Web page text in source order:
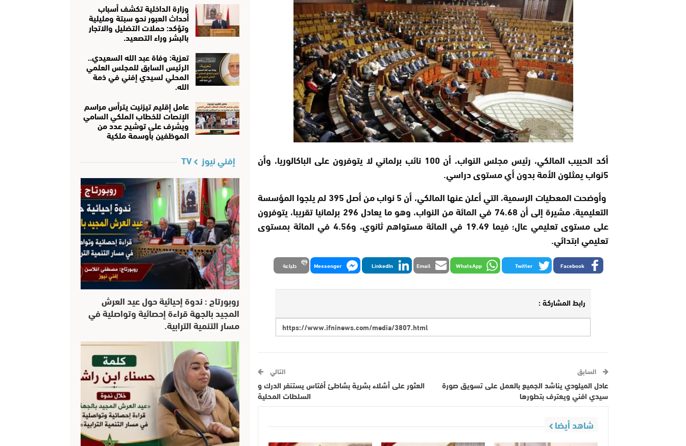
أكد الحبيب المالكي، رئيس مجلس النواب، أن 100 نائب برلماني لا يتوفرون على الباكالوريا، وأن
5نواب يمثلون الأمة بدون أي مستوى دراسي.
وأوضحت المعطيات الرسمية، التي أعلن عنها المالكي، أن 5 نواب من أصل 395 لم يلجوا المؤسسة
التعليمية، مشيرة إلى أن 74.68 في المائة من النواب، وهو ما يعادل 296 برلمانيا تقريبا، يتوفرون
على مستوى تعليمي عال؛ فيما 19.49 في المائة مستواهم ثانوي، و4.56 في المائة بمستوى
تعليمي ابتدائي.
Facebook
Twitter
WhatsApp
Email
LinkedIn
Messenger طباعة
رابط المشاركة :
السابق
عادل الميلودي يناشد الجميع بالعمل على تسويق صورة
سيدي افني ويعترف بتطورها
التالي
العثور على أشلاء بشرية بشاطئ أفتاس يستنفر الدرك و
السلطات المحلية
شاهد أيضا
وزارة الداخلية تكشف أسباب
أحداث العبور نحو سبتة ومليلية
وتؤكد: حملات التضليل والاتجار
بالبشر وراء التصعيد.
تعزية: وفاة عبد الله السعيدي..
الرئيس السابق للمجلس العلمي
المحلي لسيدي إفني في ذمة
الله.
عامل إقليم تيزنيت يترأس مراسم
الإنصات للخطاب الملكي السامي
ويشرف على توشيح عدد من
الموظفين بأوسمة ملكية
إفني نيوز TV
روبورتاج : ندوة إحيائية حول عيد العرش
المجيد بالجهة قراءة إحصائية وتواصلية في
مسار التنمية الترابية.